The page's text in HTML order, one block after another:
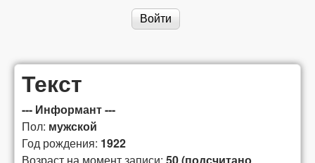
Текст
--- Информант ---
Пол: мужской
Год рождения: 1922